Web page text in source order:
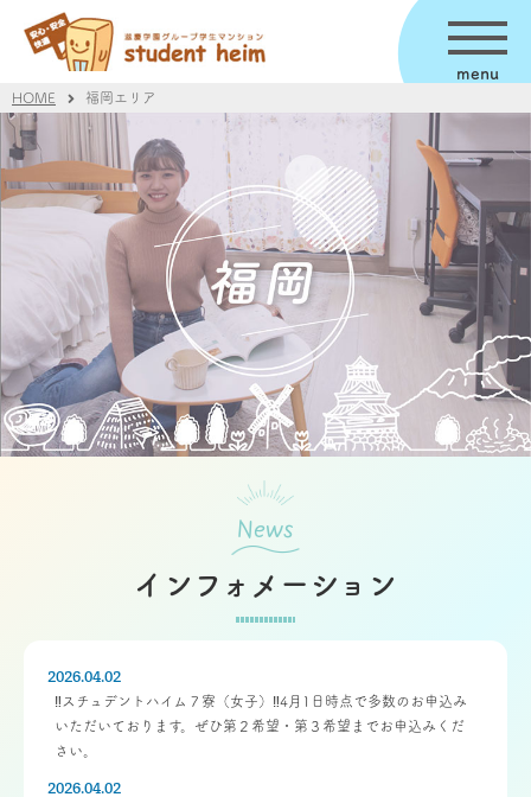
menu
HOME 福岡エリア
News
インフォメーション
2026.04.02
‼️スチュデントハイム７寮（女子）‼️4月1日時点で多数のお申込み
いただいております。ぜひ第２希望・第３希望までお申込みくだ
さい。
2026.04.02